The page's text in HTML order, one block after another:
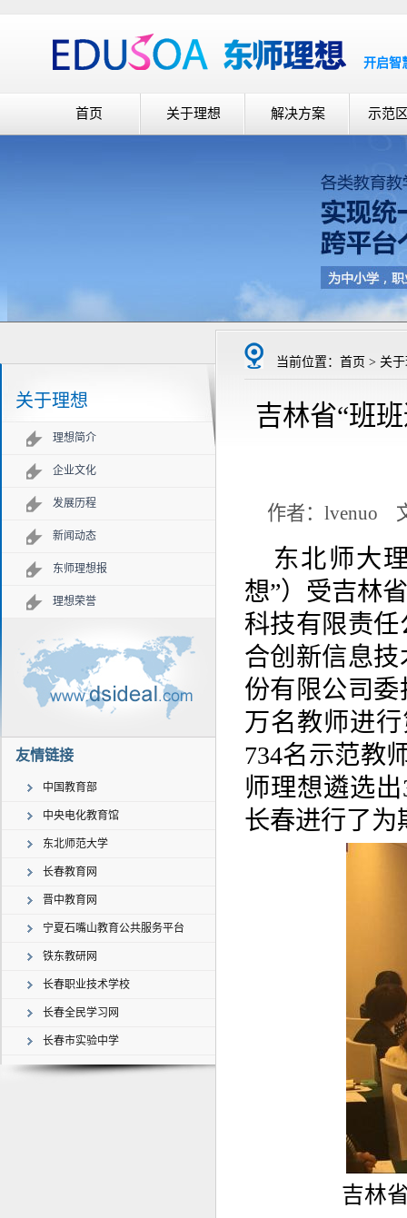
开启智
首页 关于理想 解决方案 示范
关于理想
理想简介
企业文化
发展历程
新闻动态
东师理想报
理想荣誉
友情链接
中国教育部
中央电化教育馆
东北师范大学
长春教育网
晋中教育网
宁夏石嘴山教育公共服务平台
铁东教研网
长春职业技术学校
长春全民学习网
长春市实验中学
当前位置：首页 > 关
吉林省“班
作者：lvenuo
东北师大
想”）受吉林
科技有限责
合创新信息
份有限公司委
万名教师进
734名示范教
师理想遴选
长春进行了为
吉林